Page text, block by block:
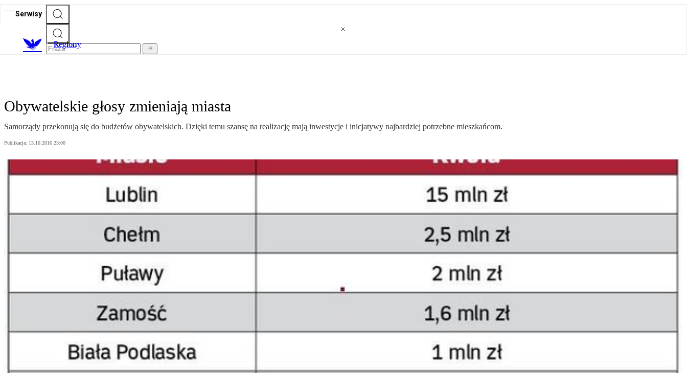
Serwisy
Regiony
Obywatelskie głosy zmieniają miasta
Samorządy przekonują się do budżetów obywatelskich. Dzięki temu szansę na realizację mają inwestycje i inicjatywy najbardziej potrzebne mieszkańcom.
Publikacja: 13.10.2016 23:00